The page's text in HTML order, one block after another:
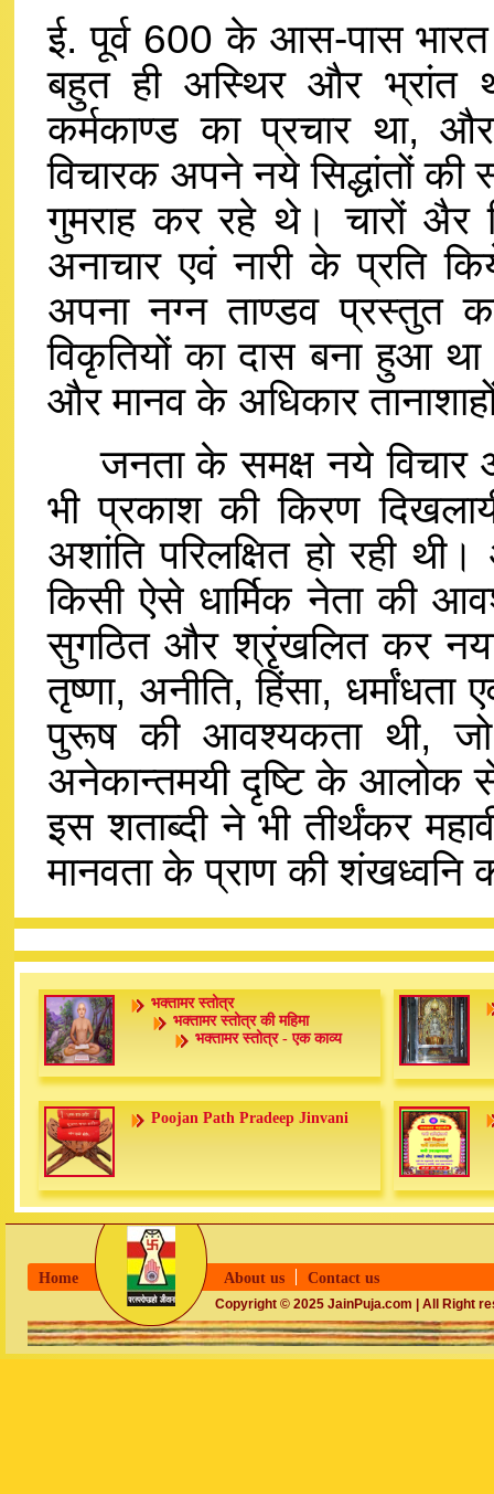
ई. पूर्व 600 के आस-पास भारत
बहुत ही अस्थिर और भ्रांत
कर्मकाण्ड का प्रचार था,
विचारक अपने नये सिद्धांतों की
गुमराह कर रहे थे। चारों अैर
अनाचार एवं नारी के प्रति
अपना नग्न ताण्डव प्रस्तुत
विकृतियों का दास बना हुआ
और मानव के अधिकार
जनता के समक्ष नये विचार
भी प्रकाश की किरण
अशांति परिलक्षित हो रही
किसी ऐसे धार्मिक नेता की
सुगठित और श्रृंखलित कर नया
तृष्णा, अनीति, हिंसा,
पुरूष की आवश्यकता थी,
अनेकान्तमयी दृष्टि के आलोक
इस शताब्दी ने भी तीर्थंकर
मानवता के प्राण की शंखध्वनि
भक्तामर स्तोत्र
भक्तामर स्तोत्र की महिमा
भक्तामर स्तोत्र - एक काव्य
Poojan Path Pradeep Jinvani
Home About us Contact us
Copyright © 2025 JainPuja.com | All Right